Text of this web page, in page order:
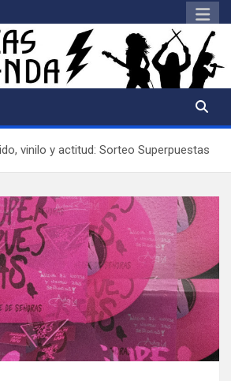
vinilo y actitud: Sorteo Superpuestas